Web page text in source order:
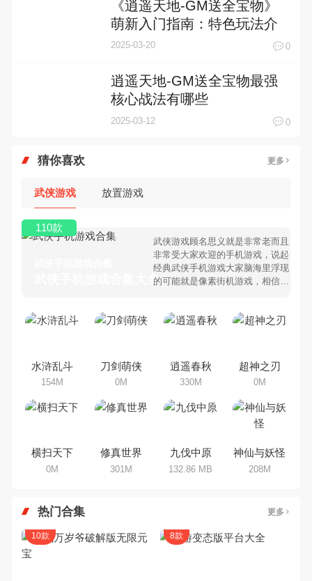
《逍遥天地-GM送全宝物》
萌新入门指南：特色玩法介
绍
2025-03-20 0
逍遥天地-GM送全宝物最强
核心战法有哪些
2025-03-12 0
猜你喜欢 更多
武侠游戏 放置游戏
武侠手机游戏合集大全 >
武侠游戏顾名思义就是非常老而且
非常受大家欢迎的手机游戏，说起
经典武侠手机游戏大家脑海里浮现
的可能就是像素街机游戏，相信很
侠手机游戏有哪些呢？游戏今天，
集，欢迎大家前来选择下载体验
110款
水浒乱斗
154M
刀剑萌侠
0M
逍遥春秋
330M
超神之刃
0M
横扫天下
0M
修真世界
301M
九伐中原
132.86 MB
神仙与妖怪
208M
热门合集 更多
10款 8款